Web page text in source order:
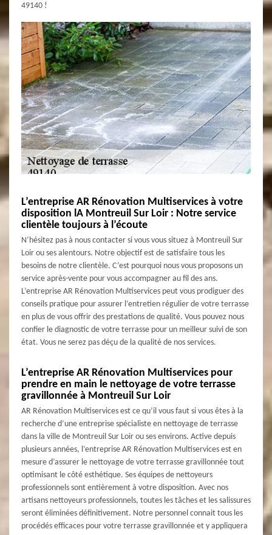
49140 !
L’entreprise AR Rénovation Multiservices à votre
disposition lA Montreuil Sur Loir : Notre service
clientèle toujours à l’écoute
N’hésitez pas à nous contacter si vous vous situez à Montreuil Sur
Loir ou ses alentours. Notre objectif est de satisfaire tous les
besoins de notre clientèle. C’est pourquoi nous vous proposons un
service après-vente pour vous accompagner au fil des ans.
L’entreprise AR Rénovation Multiservices peut vous prodiguer des
conseils pratique pour assurer l’entretien régulier de votre terrasse
en plus de vous offrir des prestations de qualité. Vous pouvez nous
confier le diagnostic de votre terrasse pour un meilleur suivi de son
état. Vous ne serez pas déçu de la qualité de nos services.
L’entreprise AR Rénovation Multiservices pour
prendre en main le nettoyage de votre terrasse
gravillonnée à Montreuil Sur Loir
AR Rénovation Multiservices est ce qu’il vous faut si vous êtes à la
recherche d’une entreprise spécialiste en nettoyage de terrasse
dans la ville de Montreuil Sur Loir ou ses environs. Active depuis
plusieurs années, l’entreprise AR Rénovation Multiservices est en
mesure d’assurer le nettoyage de votre terrasse gravillonnée tout
optimisant le côté esthétique. Ses équipes de nettoyeurs
professionnels sont entièrement à votre disposition. Avec nos
artisans nettoyeurs professionnels, toutes les tâches et les salissures
seront éliminées définitivement. Notre personnel connait tous les
procédés efficaces pour votre terrasse gravillonnée et y appliquera